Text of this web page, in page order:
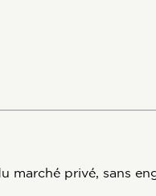
marché privé, sans